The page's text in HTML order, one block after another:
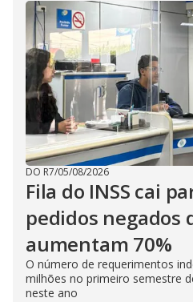
DO R7/05/08/2026
Fila do INSS cai
pedidos negados
aumentam 70%
O número de requerimentos
milhões no primeiro semestre
neste ano